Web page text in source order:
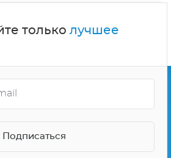
только лучшее